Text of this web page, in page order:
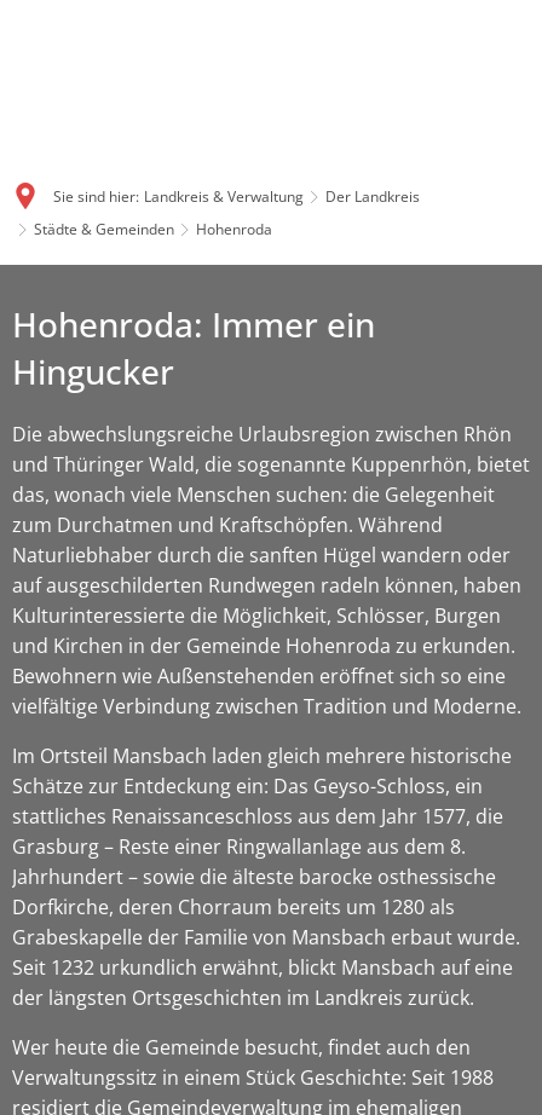
Sie sind hier: Landkreis & Verwaltung
Der Landkreis
Städte & Gemeinden
Hohenroda
Hohenroda: Immer ein
Hingucker
Die abwechslungsreiche Urlaubsregion zwischen Rhön
und Thüringer Wald, die sogenannte Kuppenrhön, bietet
das, wonach viele Menschen suchen: die Gelegenheit
zum Durchatmen und Kraftschöpfen. Während
Naturliebhaber durch die sanften Hügel wandern oder
auf ausgeschilderten Rundwegen radeln können, haben
Kulturinteressierte die Möglichkeit, Schlösser, Burgen
und Kirchen in der Gemeinde Hohenroda zu erkunden.
Bewohnern wie Außenstehenden eröffnet sich so eine
vielfältige Verbindung zwischen Tradition und Moderne.
Im Ortsteil Mansbach laden gleich mehrere historische
Schätze zur Entdeckung ein: Das Geyso-Schloss, ein
stattliches Renaissanceschloss aus dem Jahr 1577, die
Grasburg – Reste einer Ringwallanlage aus dem 8.
Jahrhundert – sowie die älteste barocke osthessische
Dorfkirche, deren Chorraum bereits um 1280 als
Grabeskapelle der Familie von Mansbach erbaut wurde.
Seit 1232 urkundlich erwähnt, blickt Mansbach auf eine
der längsten Ortsgeschichten im Landkreis zurück.
Wer heute die Gemeinde besucht, findet auch den
Verwaltungssitz in einem Stück Geschichte: Seit 1988
residiert die Gemeindeverwaltung im ehemaligen